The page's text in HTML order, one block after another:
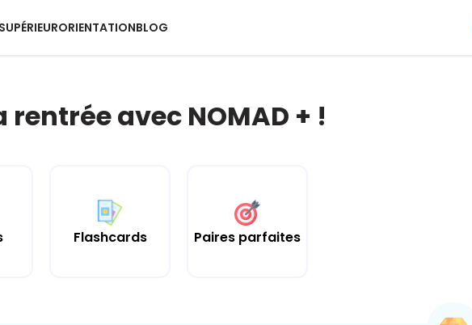
SUPÉRIEURORIENTATIONBLOG
rentrée avec NOMAD + !
Flashcards Paires parfaites